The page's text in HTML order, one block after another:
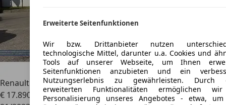
Renault KadjarEquilibre 1.5 Aut.*NAV*RFK*LED*S&S*ACC*
€ 17.890
Erweiterte Seitenfunktionen
Wir bzw. Drittanbieter nutzen
technologische Mittel, darunter u.a. Cookies und
Tools auf unserer Webseite, um Ihnen
Seitenfunktionen anzubieten und ein
Nutzungserlebnis zu gewährleisten. Durch
erweiterten Funktionalitäten ermöglichen
Personalisierung unseres Angebotes - etwa,